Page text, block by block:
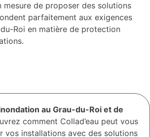
mesure de proposer des solutions
parfaitement aux exigences
Roi en matière de protection
au Grau-du-Roi et de
comment Collad’eau peut vous
vos installations avec des solutions